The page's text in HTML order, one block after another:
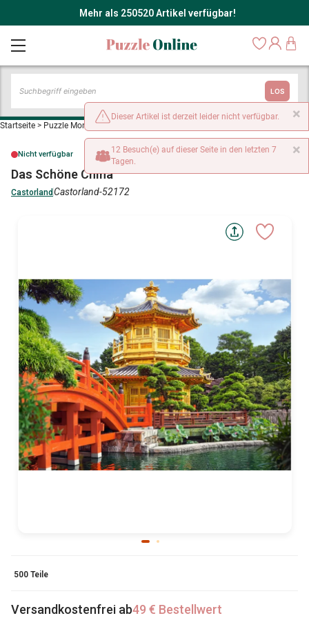
Mehr als 250520 Artikel verfügbar!
LOS
Startseite > Puzzle Monumente und Denkmäler
Nicht verfügbar
Das Schöne China
Castorland Castorland-52172
500 Teile
Versandkostenfrei ab49 € Bestellwert
×
Dieser Artikel ist derzeit leider nicht verfügbar.
×
12 Besuch(e) auf dieser Seite in den letzten 7
Tagen.